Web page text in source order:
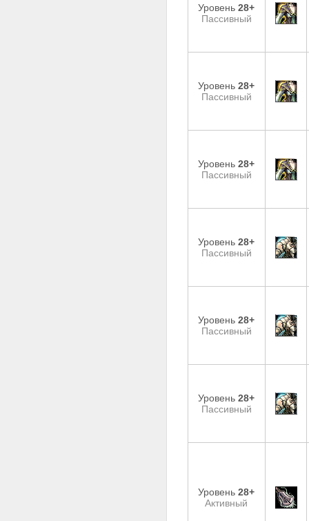
Уровень28+
Пассивный
Уровень28+
Пассивный
Уровень28+
Пассивный
Уровень28+
Пассивный
Уровень28+
Пассивный
Уровень28+
Пассивный
Уровень28+
Активный